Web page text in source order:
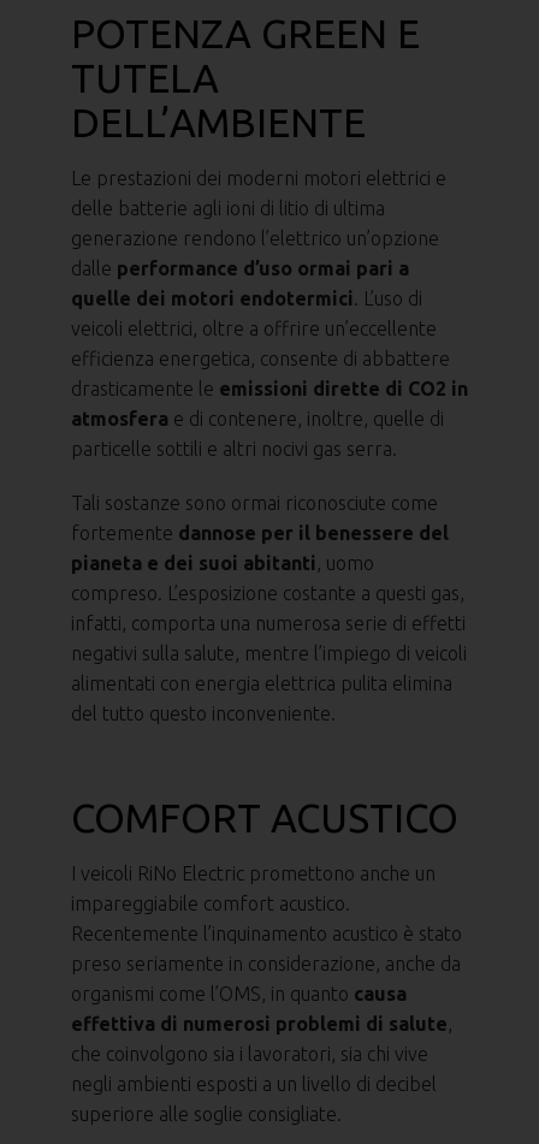
POTENZA GREEN E
TUTELA
DELL’AMBIENTE
Le prestazioni dei moderni motori elettrici e
delle batterie agli ioni di litio di ultima
generazione rendono l’elettrico un’opzione
dalle performance d’uso ormai pari a
quelle dei motori endotermici. L’uso di
veicoli elettrici, oltre a offrire un’eccellente
efficienza energetica, consente di abbattere
drasticamente le emissioni dirette di CO2 in
atmosfera e di contenere, inoltre, quelle di
particelle sottili e altri nocivi gas serra.
Tali sostanze sono ormai riconosciute come
fortemente dannose per il benessere del
pianeta e dei suoi abitanti , uomo
compreso. L’esposizione costante a questi gas,
infatti, comporta una numerosa serie di effetti
negativi sulla salute, mentre l’impiego di veicoli
alimentati con energia elettrica pulita elimina
del tutto questo inconveniente.
COMFORT ACUSTICO
I veicoli RiNo Electric promettono anche un
impareggiabile comfort acustico.
Recentemente l’inquinamento acustico è stato
preso seriamente in considerazione, anche da
organismi come l’OMS, in quanto causa
effettiva di numerosi problemi di salute,
che coinvolgono sia i lavoratori, sia chi vive
negli ambienti esposti a un livello di decibel
superiore alle soglie consigliate.